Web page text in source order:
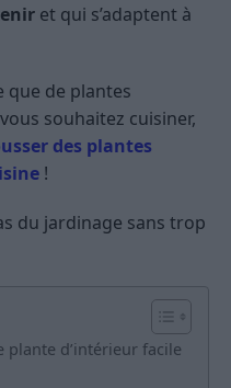
et qui s’adaptent à
que de plantes
souhaitez cuisiner,
des plantes
!
du jardinage sans trop
d’intérieur facile